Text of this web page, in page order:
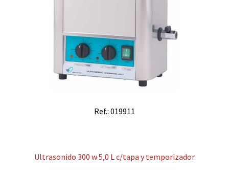
Ref.: 019911
Ultrasonido 300 w 5,0 L c/tapa y temporizador